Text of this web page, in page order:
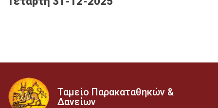
Ταμείο Παρακαταθηκών &
Δανείων